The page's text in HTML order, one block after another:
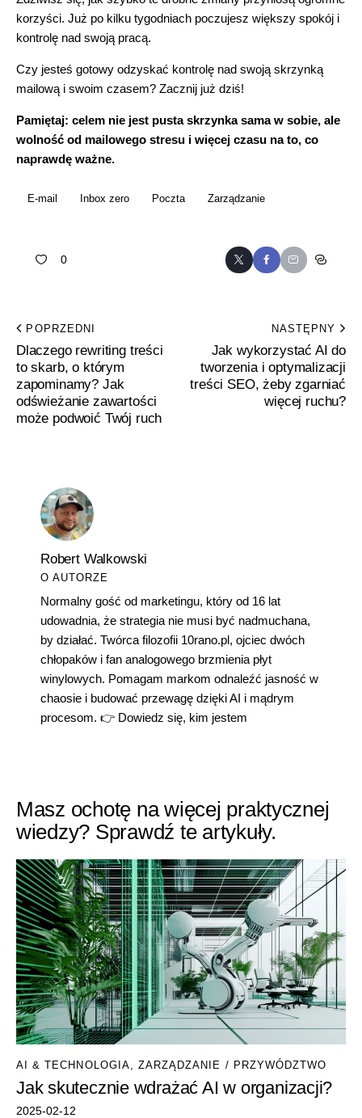
korzyści. Już po kilku tygodniach poczujesz większy spokój i
kontrolę nad swoją pracą.
Czy jesteś gotowy odzyskać kontrolę nad swoją skrzynką
mailową i swoim czasem? Zacznij już dziś!
Pamiętaj: celem nie jest pusta skrzynka sama w sobie, ale
wolność od mailowego stresu i więcej czasu na to, co
naprawdę ważne.
E-mail Inbox zero Poczta Zarządzanie
0
POPRZEDNI
Dlaczego rewriting treści
to skarb, o którym
zapominamy? Jak
odświeżanie zawartości
może podwoić Twój ruch
NASTĘPNY
Jak wykorzystać AI do
tworzenia i optymalizacji
treści SEO, żeby zgarniać
więcej ruchu?
Robert Walkowski
O AUTORZE
Normalny gość od marketingu, który od 16 lat
udowadnia, że strategia nie musi być nadmuchana,
by działać. Twórca filozofii 10rano.pl, ojciec dwóch
chłopaków i fan analogowego brzmienia płyt
winylowych. Pomagam markom odnaleźć jasność w
chaosie i budować przewagę dzięki AI i mądrym
procesom. 👉 Dowiedz się, kim jestem
Masz ochotę na więcej praktycznej
wiedzy? Sprawdź te artykuły.
AI & TECHNOLOGIA ZARZĄDZANIE / PRZYWÓDZTWO
Jak skutecznie wdrażać AI w organizacji?
2025-02-12